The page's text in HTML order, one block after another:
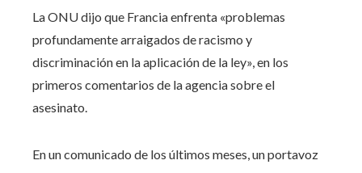
La ONU dijo que Francia enfrenta «problemas
profundamente arraigados de racismo y
discriminación en la aplicación de la ley», en los
primeros comentarios de la agencia sobre el
asesinato.
En un comunicado de los últimos meses, un portavoz